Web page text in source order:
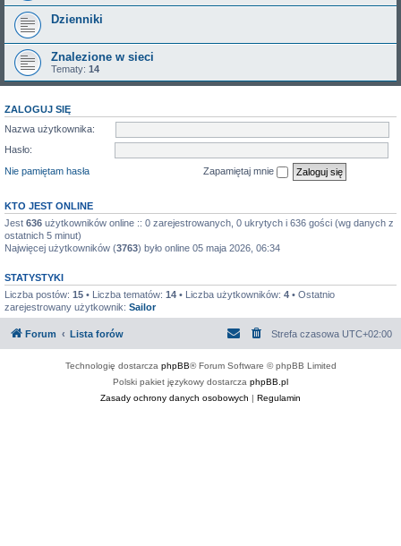
Dzienniki
Znalezione w sieci
Tematy: 14
ZALOGUJ SIĘ
Nazwa użytkownika:
Hasło:
Nie pamiętam hasła
Zapamiętaj mnie
KTO JEST ONLINE
Jest 636 użytkowników online :: 0 zarejestrowanych, 0 ukrytych i 636 gości (wg danych z
ostatnich 5 minut)
Najwięcej użytkowników (3763) było online 05 maja 2026, 06:34
STATYSTYKI
Liczba postów: 15 • Liczba tematów: 14 • Liczba użytkowników: 4 • Ostatnio
zarejestrowany użytkownik: Sailor
Forum Lista forów Strefa czasowa UTC+02:00
Technologię dostarcza phpBB® Forum Software © phpBB Limited
Polski pakiet językowy dostarcza phpBB.pl
Zasady ochrony danych osobowych | Regulamin